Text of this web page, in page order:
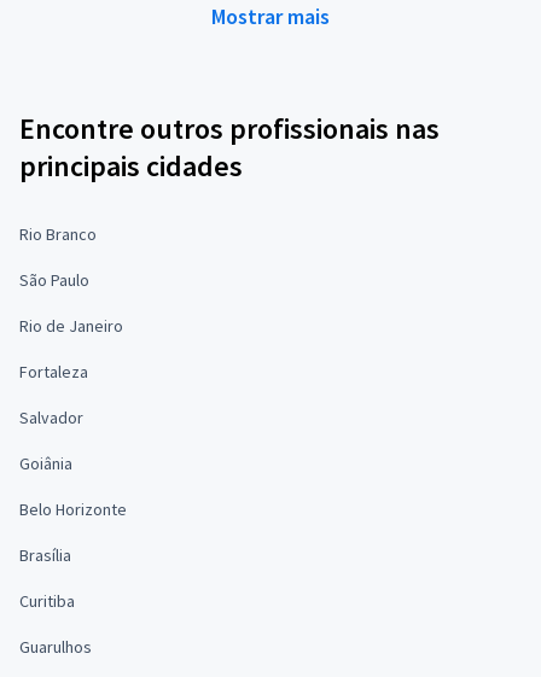
Mostrar mais
Encontre outros profissionais nas
principais cidades
Rio Branco
São Paulo
Rio de Janeiro
Fortaleza
Salvador
Goiânia
Belo Horizonte
Brasília
Curitiba
Guarulhos